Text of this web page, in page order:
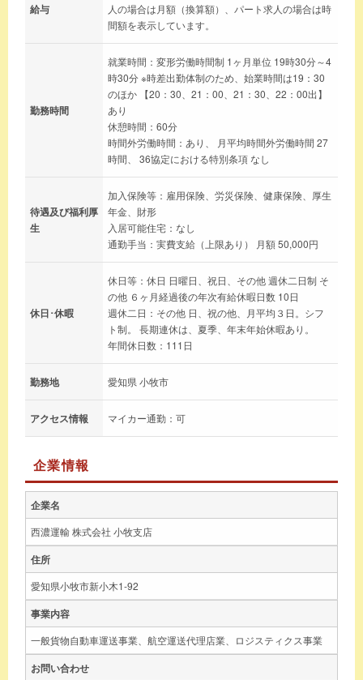
給与
人の場合は月額（換算額）、パート求人の場合は時
間額を表示しています。
勤務時間
就業時間：変形労働時間制 1ヶ月単位 19時30分～4
時30分 ※時差出勤体制のため、始業時間は19：30
のほか 【20：30、21：00、21：30、22：00出】
あり
休憩時間：60分
時間外労働時間：あり、 月平均時間外労働時間 27
時間、 36協定における特別条項 なし
待遇及び福利厚
生
加入保険等：雇用保険、労災保険、健康保険、厚生
年金、財形
入居可能住宅：なし
通勤手当：実費支給（上限あり） 月額 50,000円
休日･休暇
休日等：休日 日曜日、祝日、その他 週休二日制 そ
の他 ６ヶ月経過後の年次有給休暇日数 10日
週休二日：その他 日、祝の他、月平均３日。シフ
ト制。 長期連休は、夏季、年末年始休暇あり。
年間休日数：111日
勤務地 愛知県 小牧市
アクセス情報 マイカー通勤：可
企業情報
企業名
西濃運輸 株式会社 小牧支店
住所
愛知県小牧市新小木1-92
事業内容
一般貨物自動車運送事業、航空運送代理店業、ロジスティクス事業
お問い合わせ